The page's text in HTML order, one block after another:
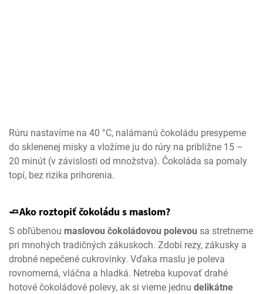
Rúru nastavíme na 40 °C, nalámanú čokoládu presypeme
do sklenenej misky a vložíme ju do rúry na približne 15 –
20 minút (v závislosti od množstva). Čokoláda sa pomaly
topí, bez rizika prihorenia.
🧈Ako roztopiť čokoládu s maslom?
S obľúbenou maslovou čokoládovou polevou sa stretneme
pri mnohých tradičných zákuskoch. Zdobí rezy, zákusky a
drobné nepečené cukrovinky. Vďaka maslu je poleva
rovnomerná, vláčna a hladká. Netreba kupovať drahé
hotové čokoládové polevy, ak si vieme jednu delikátne